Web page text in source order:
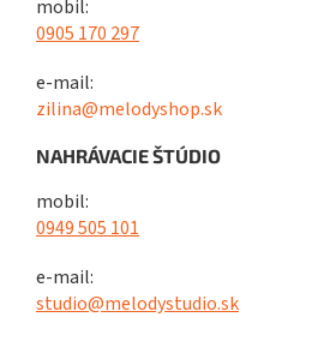
mobil:
0905 170 297
e-mail:
zilina@melodyshop.sk
NAHRÁVACIE ŠTÚDIO
mobil:
0949 505 101
e-mail:
studio@melodystudio.sk